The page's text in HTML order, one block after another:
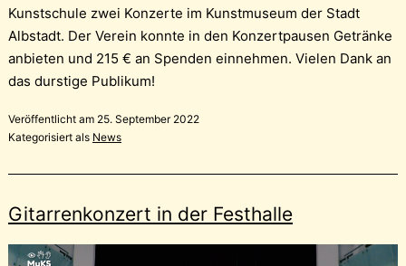
Kunstschule zwei Konzerte im Kunstmuseum der Stadt
Albstadt. Der Verein konnte in den Konzertpausen Getränke
anbieten und 215 € an Spenden einnehmen. Vielen Dank an
das durstige Publikum!
Veröffentlicht am 25. September 2022
Kategorisiert als News
Gitarrenkonzert in der Festhalle